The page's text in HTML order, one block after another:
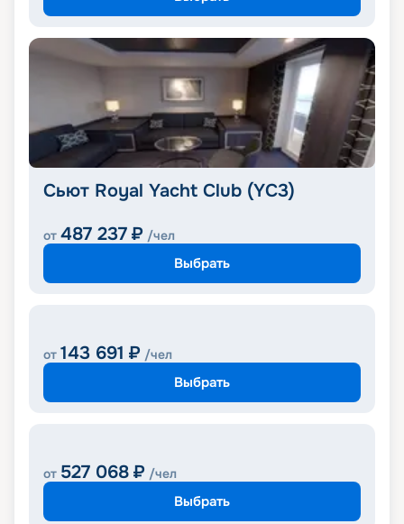
Сьют Royal Yacht Club (YC3)
от 487 237 ₽ /чел
Выбрать
от 143 691 ₽ /чел
Выбрать
от 527 068 ₽ /чел
Выбрать